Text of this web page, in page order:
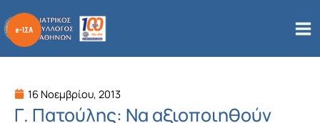
στο
περιεχόμενο
16 Νοεμβρίου, 2013
Γ. Πατούλης: Να αξιοποιηθούν